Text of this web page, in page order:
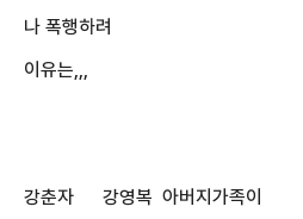
나 폭행하려
이유는,,,
강춘자 강영복 아버지가족이